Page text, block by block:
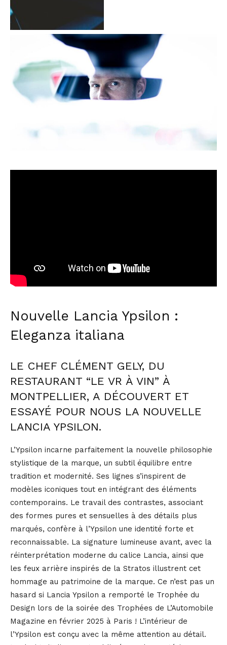
Nouvelle Lancia Ypsilon :
Eleganza italiana
LE CHEF CLÉMENT GELY, DU
RESTAURANT “LE VR À VIN” À
MONTPELLIER, A DÉCOUVERT ET
ESSAYÉ POUR NOUS LA NOUVELLE
LANCIA YPSILON.
L’Ypsilon incarne parfaitement la nouvelle philosophie
stylistique de la marque, un subtil équilibre entre
tradition et modernité. Ses lignes s’inspirent de
modèles iconiques tout en intégrant des éléments
contemporains. Le travail des contrastes, associant
des formes pures et sensuelles à des détails plus
marqués, confère à l’Ypsilon une identité forte et
reconnaissable. La signature lumineuse avant, avec la
réinterprétation moderne du calice Lancia, ainsi que
les feux arrière inspirés de la Stratos illustrent cet
hommage au patrimoine de la marque. Ce n’est pas un
hasard si Lancia Ypsilon a remporté le Trophée du
Design lors de la soirée des Trophées de L’Automobile
Magazine en février 2025 à Paris ! L’intérieur de
l’Ypsilon est conçu avec la même attention au détail.